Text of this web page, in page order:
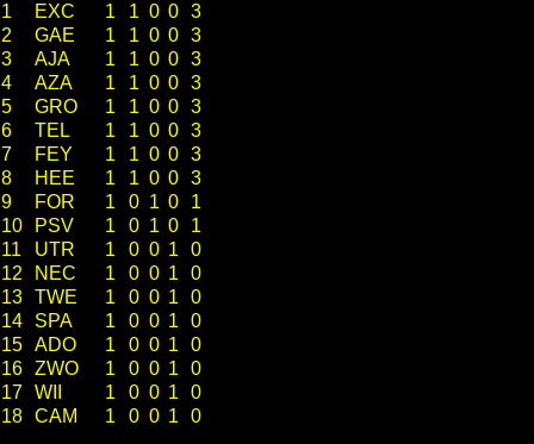
1
EXC 1 1 0 0 3
2
GAE 1 1 0 0 3
3
AJA 1 1 0 0 3
4
AZA 1 1 0 0 3
5
GRO 1 1 0 0 3
6
TEL 1 1 0 0 3
7
FEY 1 1 0 0 3
8
HEE 1 1 0 0 3
9
FOR 1 0 1 0
1
10
PSV 1 0 1 0
1
11
UTR 1 0 0 1
0
12
NEC 1 0 0 1
0
13 TWE 1 0 0 1
0
14
SPA 1 0 0 1
0
15 ADO 1 0 0 1
0
16 ZWO 1 0 0 1
0
17 WII 1 0 0 1
0
18 CAM 1 0 0 1 0